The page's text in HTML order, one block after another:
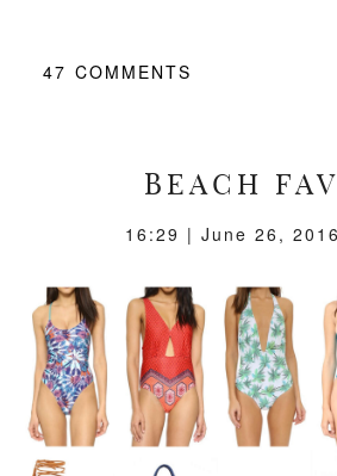
47 COMMENTS
BEACH
16:29 | June 26, 2016